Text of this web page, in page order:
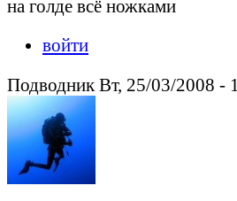
на голде всё ножками
войти
Подводник Вт, 25/03/2008 -